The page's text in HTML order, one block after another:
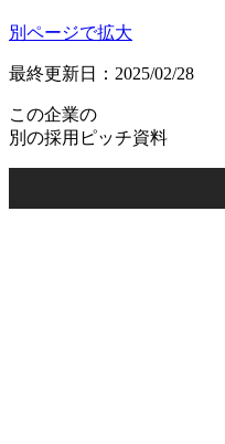
別ページで拡大
最終更新日： 2025/02/28
この企業の
別の採用ピッチ資料